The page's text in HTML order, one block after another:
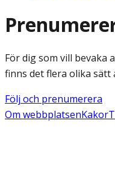
För dig som vill bevaka
finns det flera olika sätt
Följ och prenumerera
Om webbplatsenKakor